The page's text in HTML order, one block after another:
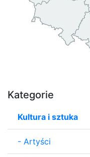
Kategorie
Kultura i sztuka
- Artyści